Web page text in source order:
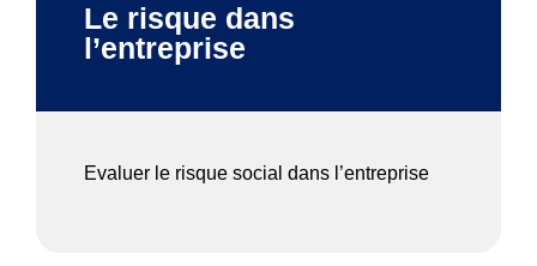
Le risque dans
l’entreprise
Evaluer le risque social dans l’entreprise